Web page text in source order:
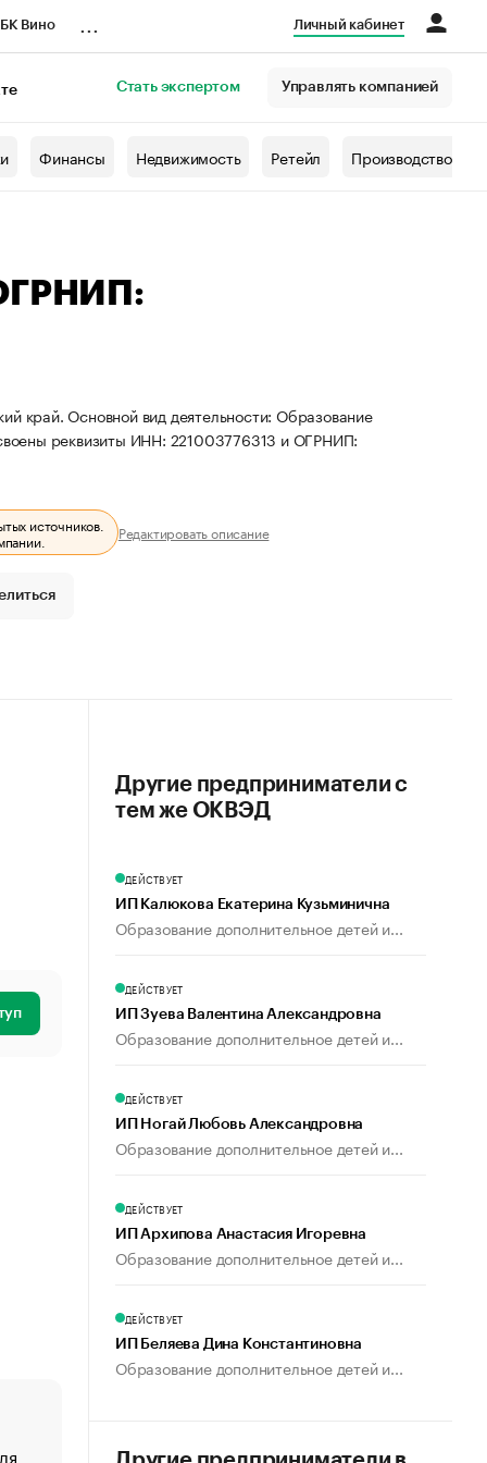
Вино Личный кабинет
Стать экспертом Управлять компанией
Финансы Недвижимость Ретейл Производство
край. Основной вид деятельности: Образование
реквизиты ИНН: 221003776313 и ОГРНИП:
источников.
Редактировать описание
«От спорта тело стареет иначе». Как живет глава
Другие предприниматели с
тем же ОКВЭД
ДЕЙСТВУЕТ
ИП Калюкова Екатерина Кузьминична
Образование дополнительное детей и...
ДЕЙСТВУЕТ
ИП Зуева Валентина Александровна
Образование дополнительное детей и...
ДЕЙСТВУЕТ
ИП Ногай Любовь Александровна
Образование дополнительное детей и...
ДЕЙСТВУЕТ
ИП Архипова Анастасия Игоревна
Образование дополнительное детей и...
ДЕЙСТВУЕТ
ИП Беляева Дина Константиновна
Образование дополнительное детей и...